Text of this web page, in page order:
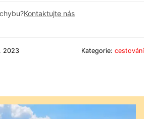
Kontaktujte nás
2023 Kategorie: cestování